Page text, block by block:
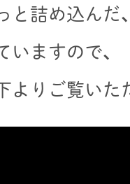
と詰め込んだ
ますので、
よりご覧いた